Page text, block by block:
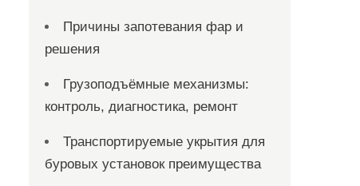
Причины запотевания фар и
решения
Грузоподъёмные механизмы:
контроль, диагностика, ремонт
Транспортируемые укрытия для
буровых установок преимущества